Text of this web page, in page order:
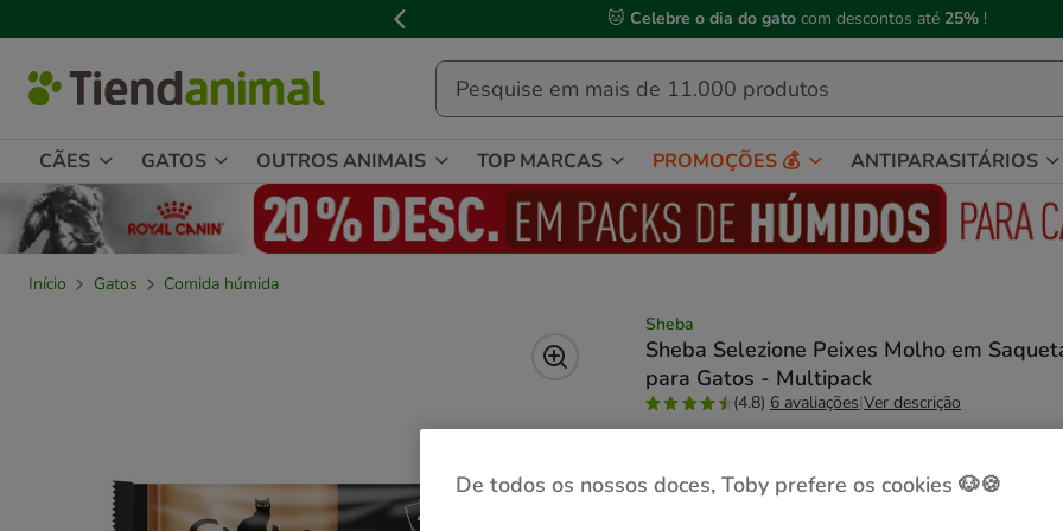
de
mensagem,
🐱 Celebre o dia do gato com descontos até 25% !
CÃES GATOS OUTROS ANIMAIS TOP MARCAS PROMOÇÕES 💰 ANTIPARASITÁRIOS
Início Gatos
Comida húmida
Sheba
Sheba Selezione Peixes Molho em
para Gatos - Multipack
(4.8) 6 avaliações|Ver descrição
Sem Stock Entrega Grátis
De todos os nossos doces, Toby prefere os cookies 🐶🍪